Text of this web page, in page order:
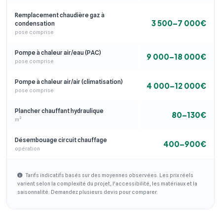
Remplacement chaudière gaz à
condensation
pose comprise
3 500–7 000€
Pompe à chaleur air/eau (PAC)
pose comprise 9 000–18 000€
Pompe à chaleur air/air (climatisation)
pose comprise 4 000–12 000€
Plancher chauffant hydraulique
m² 80–130€
Désembouage circuit chauffage
opération 400–900€
Tarifs indicatifs basés sur des moyennes observées. Les prix réels
varient selon la complexité du projet, l'accessibilité, les matériaux et la
saisonnalité. Demandez plusieurs devis pour comparer.